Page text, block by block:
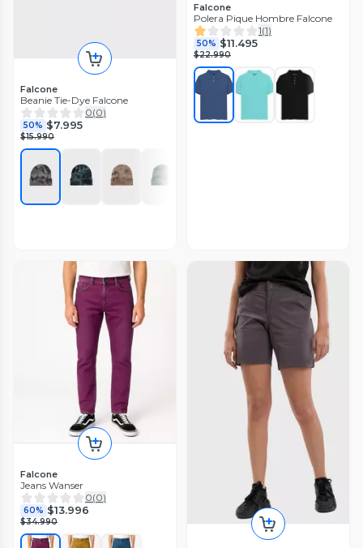
Falcone
Beanie Tie-Dye Falcone
0(0)
50% $7.995
$15.990
Falcone
Polera Pique Hombre Falcone
1(1)
50% $11.495
$22.990
Falcone
Jeans Wanser
0(0)
60% $13.996
$34.990